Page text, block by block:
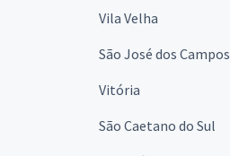
Vila Velha
São José dos Campos
Vitória
São Caetano do Sul